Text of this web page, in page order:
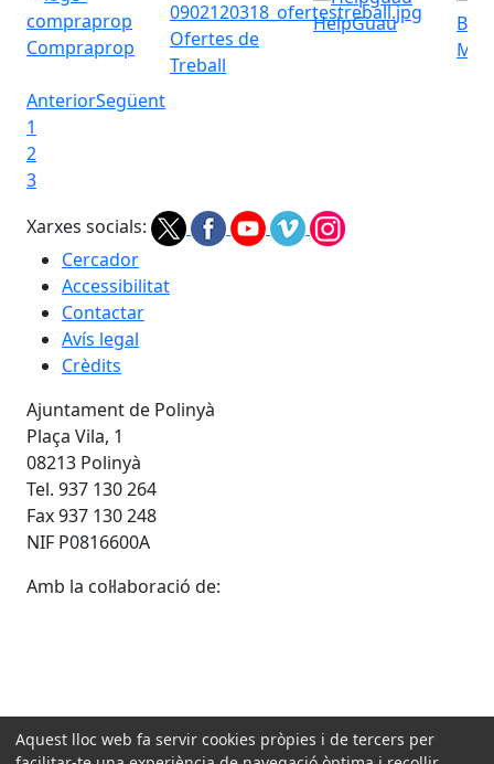
Compraprop
Ofertes de
Treball
HelpGuau
AnteriorSegüent
1
2
3
Xarxes socials:
Cercador
Accessibilitat
Contactar
Avís legal
Crèdits
Ajuntament de Polinyà
Plaça Vila, 1
08213 Polinyà
Tel. 937 130 264
Fax 937 130 248
NIF P0816600A
Amb la col·laboració de:
Aquest lloc web fa servir cookies pròpies i de tercers per